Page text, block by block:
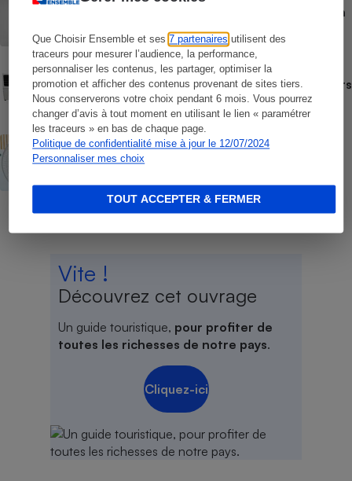
Que Choisir Ensemble et ses7 partenaires utilisent des
traceurs pour mesurer l’audience, la performance,
personnaliser les contenus, les partager, optimiser la
promotion et afficher des contenus provenant de sites tiers.
Nous conserverons votre choix pendant 6 mois. Vous pourrez
changer d’avis à tout moment en utilisant le lien « paramétrer
les traceurs » en bas de chaque page.
Politique de confidentialité mise à jour le 12/07/2024
Personnaliser mes choix
TOUT ACCEPTER & FERMER
Rafraîchisseur d’air - Comment choisir un
COMMENT NOUS TESTONS
Comment nous testons les rafraîchisseurs
d’air
ACTUALITÉ
Canicule - Les prix des ventilateurs
Vite !
Découvrez cet ouvrage
Un guide touristique, pour profiter de
toutes les richesses de notre pays.
Cliquez-ici